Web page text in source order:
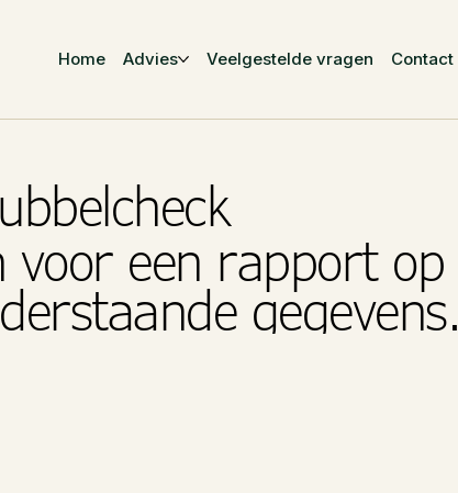
Home Advies Veelgestelde vragen Contact
voor een rapport op
gegevens.